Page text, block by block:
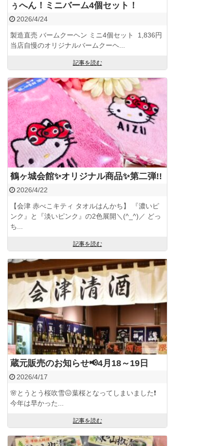
ぅへん！ミニバーム4個セット！
2026/4/24
製造直売 バームクーヘン ミニ4個セット 1,836円
当店自慢のオリジナルバームクーヘ...
記事を読む
鶴ヶ城会館✨️オリジナル商品✨️第二弾!!
2026/4/22
【会津 赤べこキティ タオルはんかち】 『濃いピ
ンク』と『淡いピンク』の2色展開＼(^_^)／ どっ
ち...
記事を読む
蔵元販売のお知らせ📢4月18～19日
2026/4/17
🌸とうとう桜吹雪😖葉桜となってしまいました❗
今年は早かった...
記事を読む